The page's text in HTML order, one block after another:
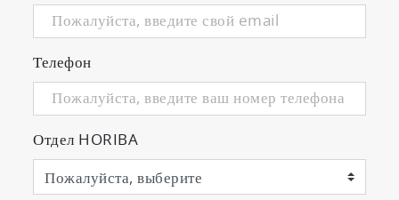
Телефон
Отдел HORIBA